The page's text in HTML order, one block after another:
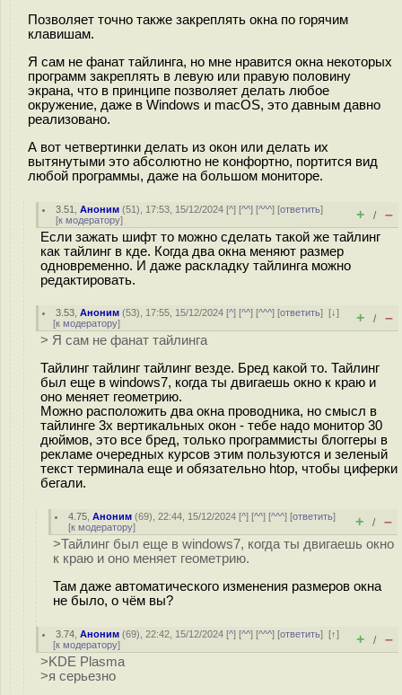
Позволяет точно также закреплять окна по горячим
клавишам.
Я сам не фанат тайлинга, но мне нравится окна некоторых
программ закреплять в левую или правую половину
экрана, что в принципе позволяет делать любое
окружение, даже в Windows и macOS, это давным давно
реализовано.
А вот четвертинки делать из окон или делать их
вытянутыми это абсолютно не конфортно, портится вид
любой программы, даже на большом мониторе.
3.51 ,Аноним (51), 17:53, 15/12/2024 [^] [^^] [^^^] [ответить]
[к модератору] + / –
Если зажать шифт то можно сделать такой же тайлинг
как тайлинг в кде. Когда два окна меняют размер
одновременно. И даже раскладку тайлинга можно
редактировать.
3.53 ,Аноним (53), 17:55, 15/12/2024 [^] [^^] [^^^] [ответить][↓]
[к модератору] + / –
> Я сам не фанат тайлинга
Тайлинг тайлинг тайлинг везде. Бред какой то. Тайлинг
был еще в windows7, когда ты двигаешь окно к краю и
оно меняет геометрию.
Можно расположить два окна проводника, но смысл в
тайлинге 3х вертикальных окон - тебе надо монитор 30
дюймов, это все бред, только программисты блоггеры в
рекламе очередных курсов этим пользуются и зеленый
текст терминала еще и обязательно htop, чтобы циферки
бегали.
4.75 ,Аноним (69), 22:44, 15/12/2024 [^] [^^] [^^^] [ответить]
[к модератору] + / –
>Тайлинг был еще в windows7, когда ты двигаешь окно
к краю и оно меняет геометрию.
Там даже автоматического изменения размеров окна
не было, о чём вы?
3.74 ,Аноним (69), 22:42, 15/12/2024 [^] [^^] [^^^] [ответить][↑]
[к модератору] + / –
>KDE Plasma
>я серьезно